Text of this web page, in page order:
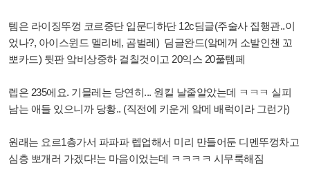
템은 라이징뚜껑 코르중단 입문디하단 12c딤글(주술사 집행관..이
었나?, 아이스윈드 멜리베, 곰벌레) 딤글완드(앜메꺼 소발인챈 꼬
뽀카드) 뒷판 앜비상중하 걸칠것이고 20익스 20풀템페
렙은 235에요. 기믈레는 당연히... 원킬 날줄알았는데 ㅋㅋㅋ 실피
남는 애들 있으니까 당황.. (직전에 키운게 앜메 배럭이라 그런가)
원래는 요르1층가서 파파파 렙업해서 미리 만들어둔 디멘뚜껑차고
심층 뽀개러 가겠다!는 마음이었는데 ㅋㅋㅋㅋ 시무룩해짐